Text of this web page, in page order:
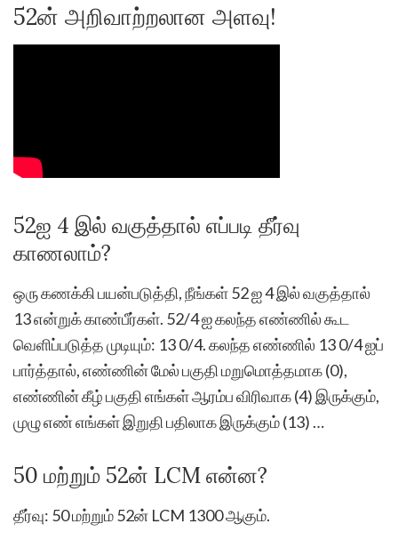
52ன் அறிவாற்றலான அளவு!
52ஐ 4 இல் வகுத்தால் எப்படி தீர்வு
காணலாம்?
ஒரு கணக்கி பயன்படுத்தி, நீங்கள் 52 ஐ 4 இல் வகுத்தால்
13 என்றுக் காண்பீர்கள். 52/4 ஐ கலந்த எண்ணில் கூட
வெளிப்படுத்த முடியும்: 13 0/4. கலந்த எண்ணில் 13 0/4 ஐப்
பார்த்தால், எண்ணின் மேல் பகுதி மறுமொத்தமாக (0),
எண்ணின் கீழ் பகுதி எங்கள் ஆரம்ப விரிவாக (4) இருக்கும்,
முழு எண் எங்கள் இறுதி பதிலாக இருக்கும் (13) …
50 மற்றும் 52ன் LCM என்ன?
தீர்வு: 50 மற்றும் 52ன் LCM 1300 ஆகும்.